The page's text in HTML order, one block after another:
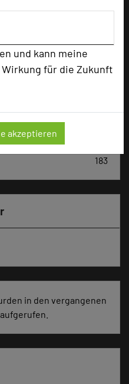
und kann meine
für die Zukunft
Alle akzeptieren
300
183
in den vergangenen